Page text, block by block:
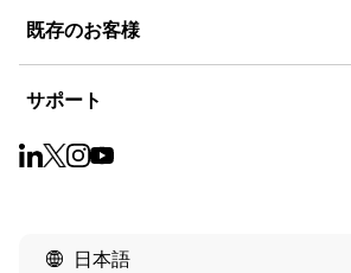
既存のお客様
サポート
日本語